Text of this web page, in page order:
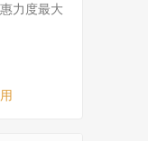
力度最大